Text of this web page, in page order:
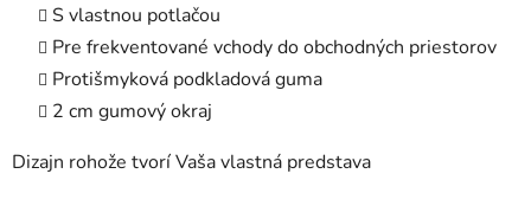
S vlastnou potlačou
Pre frekventované vchody do obchodných priestorov
Protišmyková podkladová guma
2 cm gumový okraj
Dizajn rohože tvorí Vaša vlastná predstava